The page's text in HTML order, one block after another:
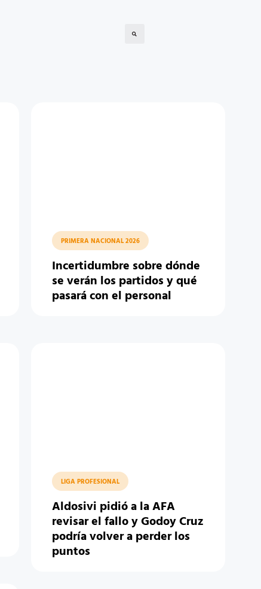
PRIMERA NACIONAL 2026
Incertidumbre sobre dónde
se verán los partidos y qué
pasará con el personal
LIGA PROFESIONAL
Aldosivi pidió a la AFA
revisar el fallo y Godoy Cruz
podría volver a perder los
puntos